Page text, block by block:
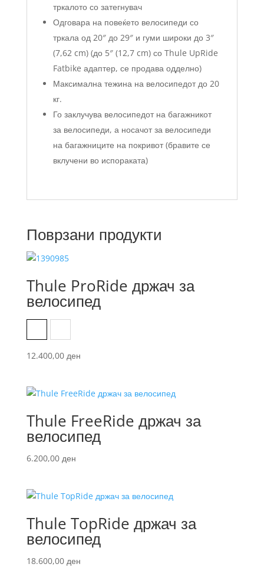
тркалото со затегнувач
Одговара на повеќето велосипеди со
тркала од 20″ до 29″ и гуми широки до 3″
(7,62 cm) (до 5″ (12,7 cm) со Thule UpRide
Fatbike адаптер, се продава одделно)
Максимална тежина на велосипедот до 20
кг.
Го заклучува велосипедот на багажникот
за велосипеди, а носачот за велосипеди
на багажниците на покривот (бравите се
вклучени во испораката)
Поврзани продукти
Thule ProRide држач за
велосипед
12.400,00 ден
Thule FreeRide држач за
велосипед
6.200,00 ден
Thule TopRide држач за
велосипед
18.600,00 ден